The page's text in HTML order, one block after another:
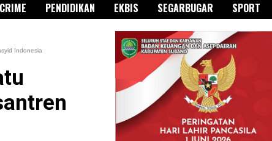
PENDIDIKAN EKBIS SEGARBUGAR SPORT
Indonesia